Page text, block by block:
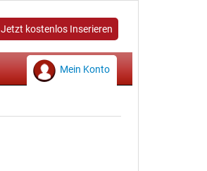
Jetzt kostenlos Inserieren
Mein Konto